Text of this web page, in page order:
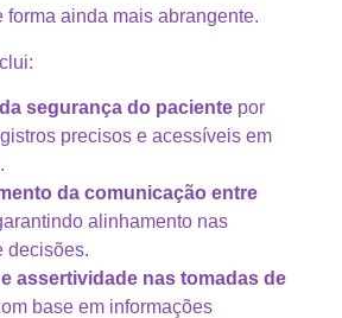
forma ainda mais abrangente.
segurança do paciente por
precisos e acessíveis em
da comunicação entre
alinhamento nas
decisões.
assertividade nas tomadas de
base em informações